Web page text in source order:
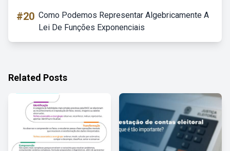
#20 Como Podemos Representar Algebricamente A
Lei De Funções Exponenciais
Related Posts